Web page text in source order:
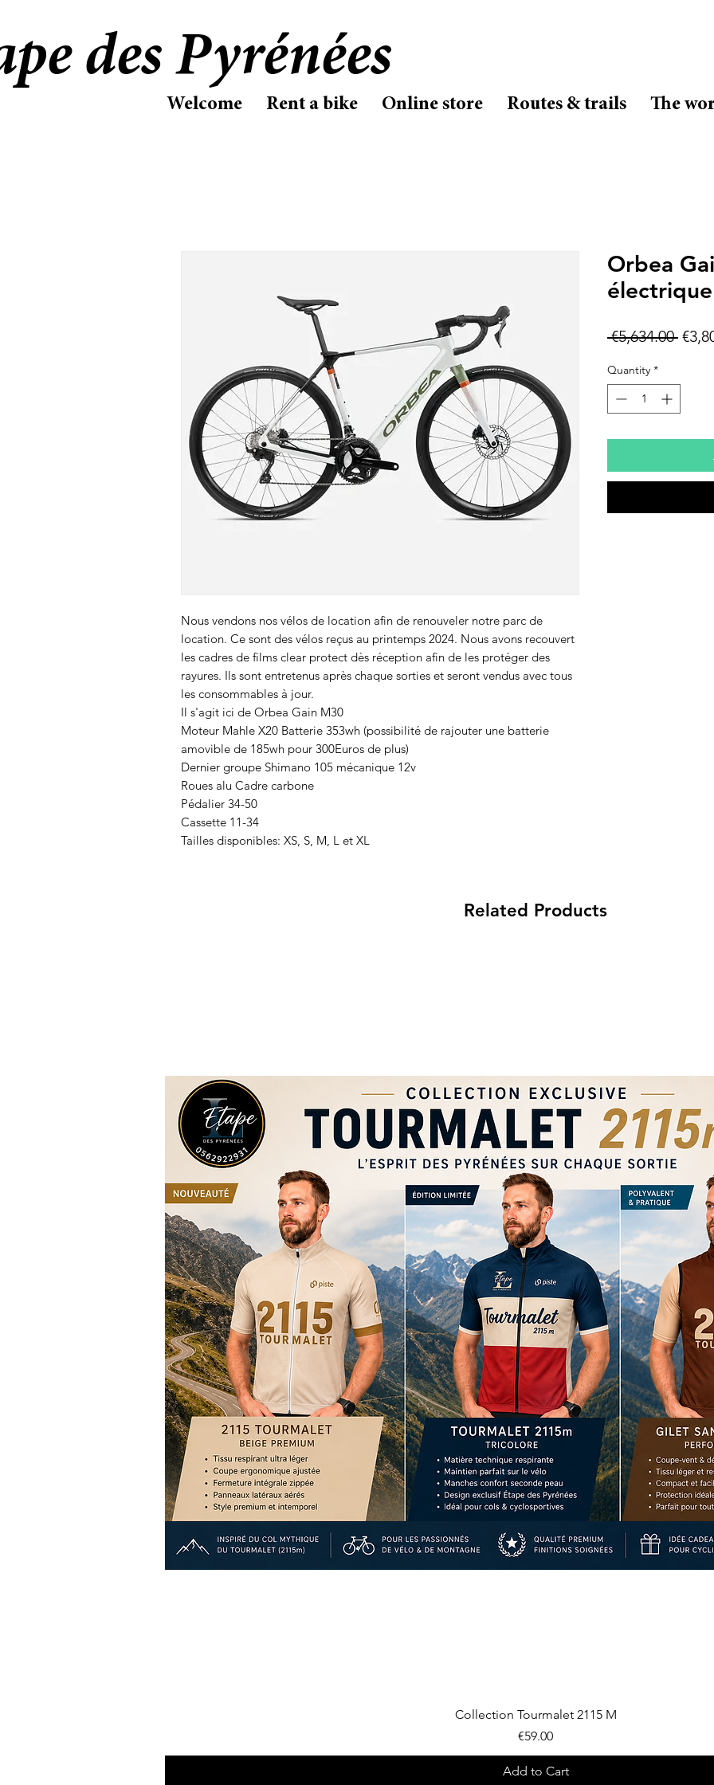
Welcome Rent a bike Online store Routes & trails The
des Pyrénées
Nous vendons nos vélos de location afin de renouveler notre parc de
location. Ce sont des vélos reçus au printemps 2024. Nous avons recouvert
les cadres de films clear protect dès réception afin de les protéger des
rayures. Ils sont entretenus après chaque sorties et seront vendus avec tous
les consommables à jour.
Il s'agit ici de Orbea Gain M30
Moteur Mahle X20 Batterie 353wh (possibilité de rajouter une batterie
amovible de 185wh pour 300Euros de plus)
Dernier groupe Shimano 105 mécanique 12v
Roues alu Cadre carbone
Pédalier 34-50
Cassette 11-34
Tailles disponibles: XS, S, M, L et XL
Orbea
électrique
€5,634.00
Quantity *
Related Products
Quick View
Collection Tourmalet 2115 M
Price
€59.00
Add to Cart